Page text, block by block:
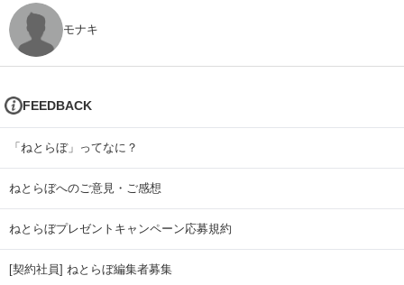
モナキ
FEEDBACK
「ねとらぼ」ってなに？
ねとらぼへのご意見・ご感想
ねとらぼプレゼントキャンペーン応募規約
[契約社員] ねとらぼ編集者募集